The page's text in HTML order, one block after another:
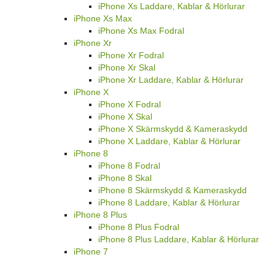
iPhone Xs Laddare, Kablar & Hörlurar
iPhone Xs Max
iPhone Xs Max Fodral
iPhone Xr
iPhone Xr Fodral
iPhone Xr Skal
iPhone Xr Laddare, Kablar & Hörlurar
iPhone X
iPhone X Fodral
iPhone X Skal
iPhone X Skärmskydd & Kameraskydd
iPhone X Laddare, Kablar & Hörlurar
iPhone 8
iPhone 8 Fodral
iPhone 8 Skal
iPhone 8 Skärmskydd & Kameraskydd
iPhone 8 Laddare, Kablar & Hörlurar
iPhone 8 Plus
iPhone 8 Plus Fodral
iPhone 8 Plus Laddare, Kablar & Hörlurar
iPhone 7